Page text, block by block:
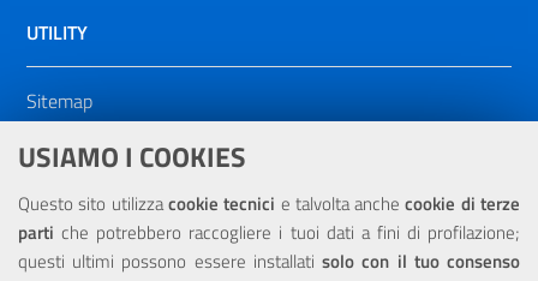
USIAMO I COOKIES
Questo sito utilizzacookie tecnici e talvolta anchecookie di terze
parti che potrebbero raccogliere i tuoi dati a fini di profilazione;
questi ultimi possono essere installatisolo con il tuo consenso
UTILITY
Sitemap
Dichiarazione di accessibilità
NOTE LEGALI
Privacy